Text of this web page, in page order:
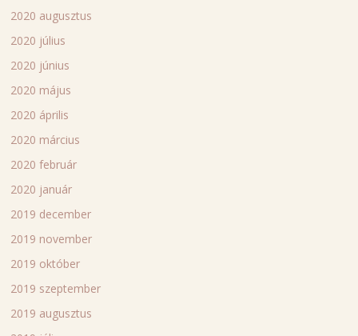
2020 augusztus
2020 július
2020 június
2020 május
2020 április
2020 március
2020 február
2020 január
2019 december
2019 november
2019 október
2019 szeptember
2019 augusztus